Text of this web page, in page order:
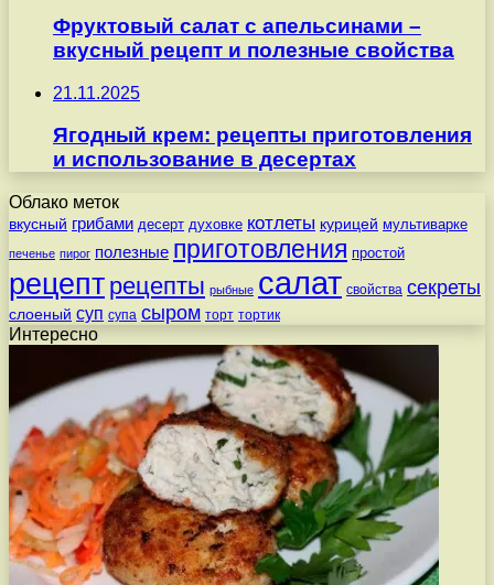
Фруктовый салат с апельсинами –
вкусный рецепт и полезные свойства
21.11.2025
Ягодный крем: рецепты приготовления
и использование в десертах
Облако меток
вкусный грибами десерт духовке котлеты курицей мультиварке
печенье пирог полезные приготовления простой
рецепт рецепты рыбные салат свойства секреты
слоеный суп супа сыром торт тортик
Интересно